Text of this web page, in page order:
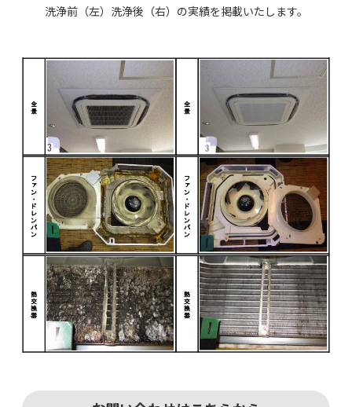
洗浄前（左）洗浄後（右）の実績を掲載いたします。